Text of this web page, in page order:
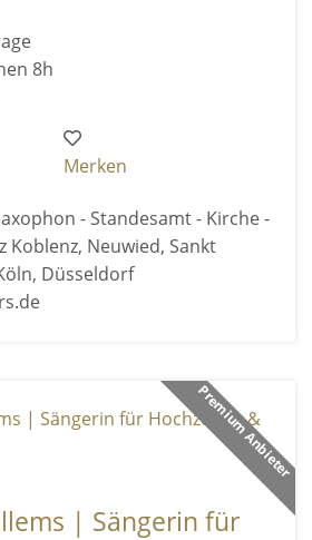
8h
Merken
- Standesamt - Kirche -
Koblenz, Neuwied, Sankt
Düsseldorf
Premium Anbieter
| Sängerin für